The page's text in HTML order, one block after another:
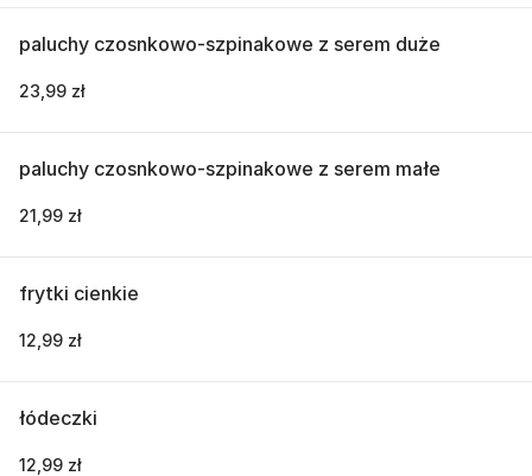
paluchy czosnkowo-szpinakowe z serem duże
23,99 zł
paluchy czosnkowo-szpinakowe z serem małe
21,99 zł
frytki cienkie
12,99 zł
łódeczki
12,99 zł